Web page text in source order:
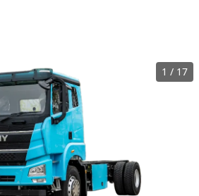
1 / 17